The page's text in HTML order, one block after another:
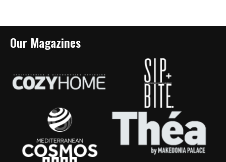
Our Magazines